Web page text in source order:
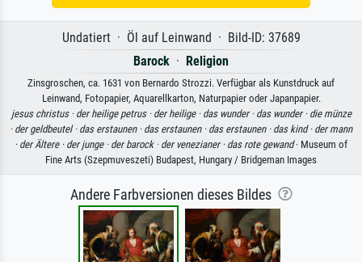
Undatiert · Öl auf Leinwand · Bild-ID: 37689
Barock · Religion
Zinsgroschen, ca. 1631 von Bernardo Strozzi. Verfügbar als Kunstdruck auf
Leinwand, Fotopapier, Aquarellkarton, Naturpapier oder Japanpapier.
jesus christus · der heilige petrus · der heilige · das wunder · das wunder · die münze
· der geldbeutel · das erstaunen · das erstaunen · das erstaunen · das kind · der mann
· der Ältere · der junge · der barock · der venezianer · das rote gewand· Museum of
Fine Arts (Szepmuveszeti) Budapest, Hungary / Bridgeman Images
Andere Farbversionen dieses Bildes